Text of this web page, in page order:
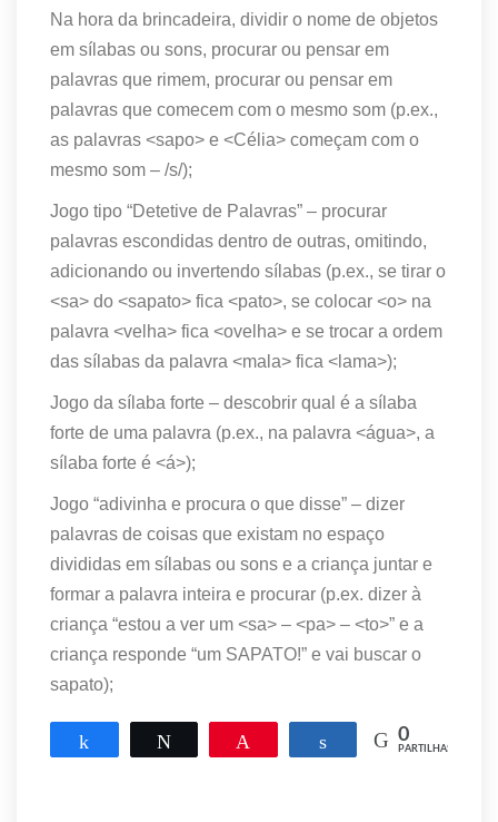
Na hora da brincadeira, dividir o nome de objetos
em sílabas ou sons, procurar ou pensar em
palavras que rimem, procurar ou pensar em
palavras que comecem com o mesmo som (p.ex.,
as palavras <sapo> e <Célia> começam com o
mesmo som – /s/);
Jogo tipo “Detetive de Palavras” – procurar
palavras escondidas dentro de outras, omitindo,
adicionando ou invertendo sílabas (p.ex., se tirar o
<sa> do <sapato> fica <pato>, se colocar <o> na
palavra <velha> fica <ovelha> e se trocar a ordem
das sílabas da palavra <mala> fica <lama>);
Jogo da sílaba forte – descobrir qual é a sílaba
forte de uma palavra (p.ex., na palavra <água>, a
sílaba forte é <á>);
Jogo “adivinha e procura o que disse” – dizer
palavras de coisas que existam no espaço
divididas em sílabas ou sons e a criança juntar e
formar a palavra inteira e procurar (p.ex. dizer à
criança “estou a ver um <sa> – <pa> – <to>” e a
criança responde “um SAPATO!” e vai buscar o
sapato);
Partilhar Tweetar Partilhar0
PARTILHAS